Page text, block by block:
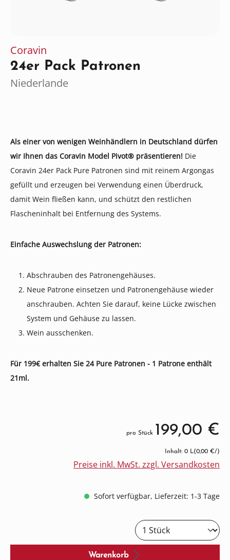
Coravin
24er Pack Patronen
Niederlande
Als einer von wenigen Weinhändlern in Deutschland dürfen
wir Ihnen das Coravin Model Pivot® präsentieren! Die
Coravin 24er Pack Pure Patronen sind mit reinem Argongas
gefüllt und erzeugen bei Verwendung einen Überdruck,
damit Wein fließen kann, und schützt den restlichen
Flascheninhalt bei Entfernung des Systems.
Einfache Auswechslung der Patronen:
Abschrauben des Patronengehäuses.
Neue Patrone einsetzen und Patronengehäuse wieder
anschrauben. Achten Sie darauf, keine Lücke zwischen
System und Gehäuse zu lassen.
Wein ausschenken.
Für 199€ erhalten Sie 24 Pure Patronen - 1 Patrone enthält
21ml.
pro Stück 199,00 €
Inhalt: 0 L(0,00 €/)
Preise inkl. MwSt. zzgl. Versandkosten
Sofort verfügbar, Lieferzeit: 1-3 Tage
Warenkorb